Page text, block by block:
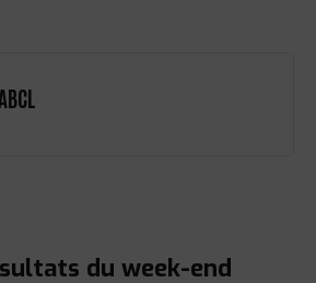
du week-end